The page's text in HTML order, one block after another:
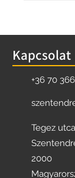
Kapcsolat
+36 70
Tegez
2000